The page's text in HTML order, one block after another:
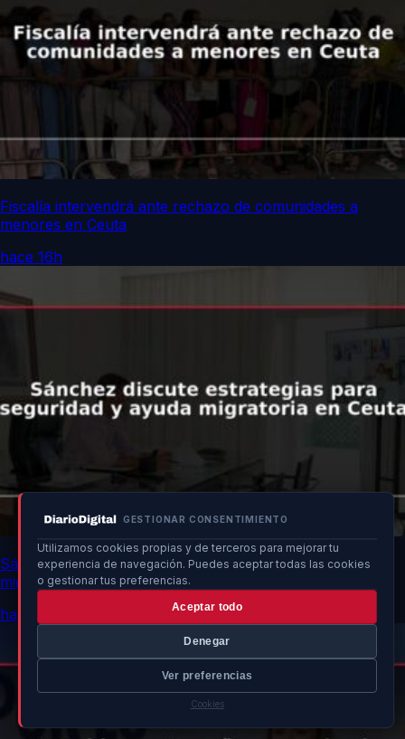
GESTIONAR CONSENTIMIENTO
Utilizamos cookies propias y de terceros para mejorar tu
experiencia de navegación. Puedes aceptar todas las cookies
o gestionar tus preferencias.
Aceptar todo
Denegar
Ver preferencias
Cookies
Fiscalía intervendrá ante rechazo de comunidades a
menores en Ceuta
hace 16h
Sánchez discute estrategias para seguridad y ayuda
migratoria en Ceuta
hace 16h